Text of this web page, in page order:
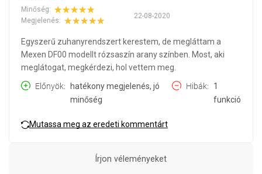
22-08-2020
Minőség:
Megjelenés:
Egyszerű zuhanyrendszert kerestem, de megláttam a
Mexen DF00 modellt rózsaszín arany színben. Most, aki
meglátogat, megkérdezi, hol vettem meg.
Előnyök
hatékony megjelenés, jó
minőség
Hibák
1
funkció
Mutassa meg az eredeti kommentárt
Írjon véleményeket